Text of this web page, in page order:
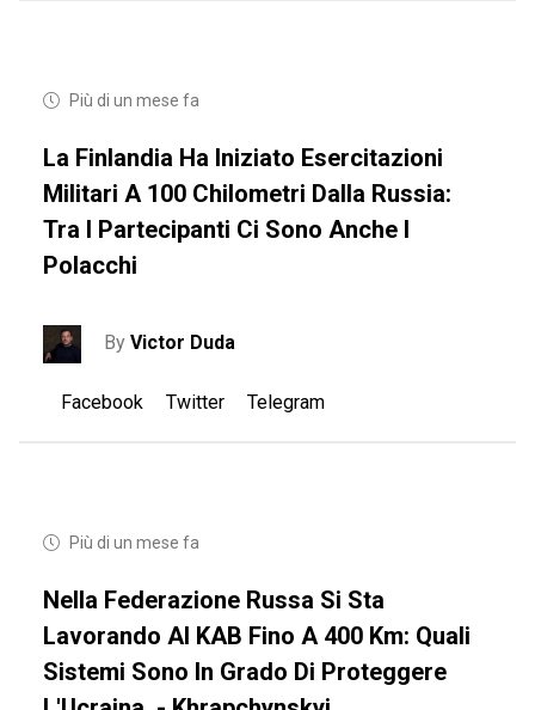
Più di un mese fa
La Finlandia Ha Iniziato Esercitazioni
Militari A 100 Chilometri Dalla Russia:
Tra I Partecipanti Ci Sono Anche I
Polacchi
ByVictor Duda
Facebook Twitter Telegram
Più di un mese fa
Nella Federazione Russa Si Sta
Lavorando Al KAB Fino A 400 Km: Quali
Sistemi Sono In Grado Di Proteggere